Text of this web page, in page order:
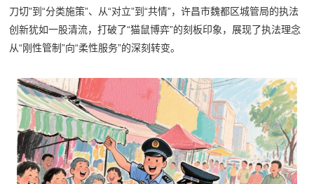
刀切”到“分类施策”、从“对立”到“共情”，许昌市魏都区城管局的执法
创新犹如一股清流，打破了“猫鼠博弈”的刻板印象，展现了执法理念
从“刚性管制”向“柔性服务”的深刻转变。